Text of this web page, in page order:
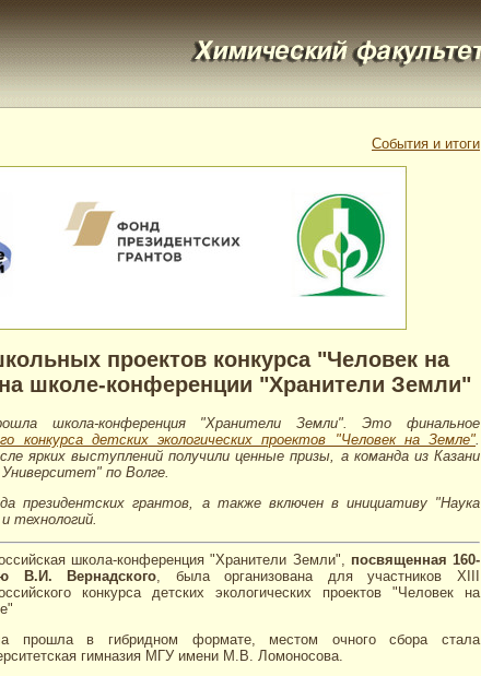
События и итоги
проектов конкурса "Человек на
школе-конференции "Хранители Земли"
школа-конференция "Хранители Земли". Это финальное
конкурса детских экологических проектов "Человек на Земле".
ярких выступлений получили ценные призы, а команда из Казани
по Волге.
президентских грантов, а также включен в инициативу "Наука
технологий.
школа-конференция "Хранители Земли", посвященная 160-
В.И. Вернадского , была организована для участников XIII
конкурса детских экологических проектов "Человек на
прошла в гибридном формате, местом очного сбора стала
гимназия МГУ имени М.В. Ломоносова.